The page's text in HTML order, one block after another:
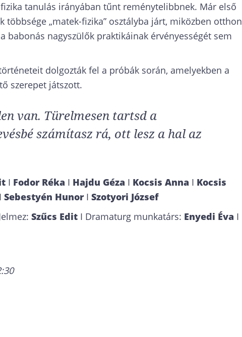
tanulás irányában tűnt reménytelibbnek. Már első
többsége „matek-fizika” osztályba járt, miközben otthon
babonás nagyszülők praktikáinak érvényességét sem
dolgozták fel a próbák során, amelyekben a
szerepet játszott.
van. Türelmesen tartsd a
számítasz rá, ott lesz a hal az
I Fodor Réka I Hajdu Géza I Kocsis Anna I Kocsis
I Sebestyén Hunor I Szotyori József
Szűcs Edit I Dramaturg munkatárs: Enyedi Éva I